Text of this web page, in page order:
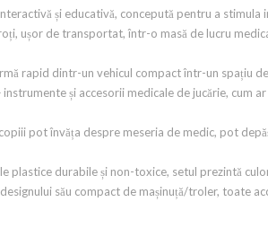
și educativă, concepută pentru a
ușor de transportat, într-o masă de lucru
rapid dintr-un vehicul compact într-un spațiu
instrumente și accesorii medicale de jucărie,
pot învăța despre meseria de medic, pot
plastice durabile și non-toxice, setul prezintă
său compact de mașinuță/troler, toate